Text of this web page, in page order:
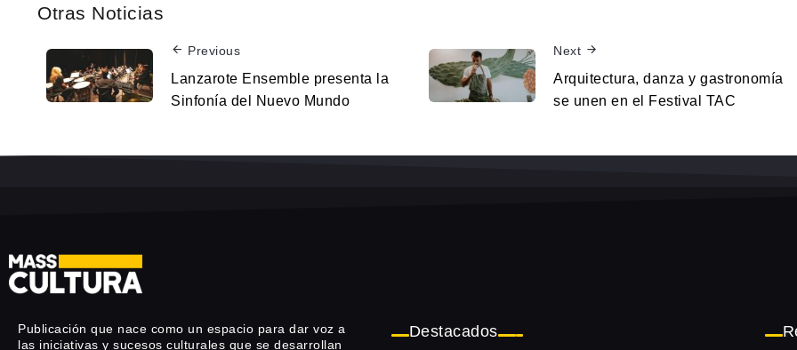
Otras Noticias
Previous
Lanzarote Ensemble presenta la
Sinfonía del Nuevo Mundo
Next
Arquitectura, danza y gastronomía
se unen en el Festival TAC
Publicación que nace como un espacio para dar voz a
las iniciativas y sucesos culturales que se desarrollan
Destacados